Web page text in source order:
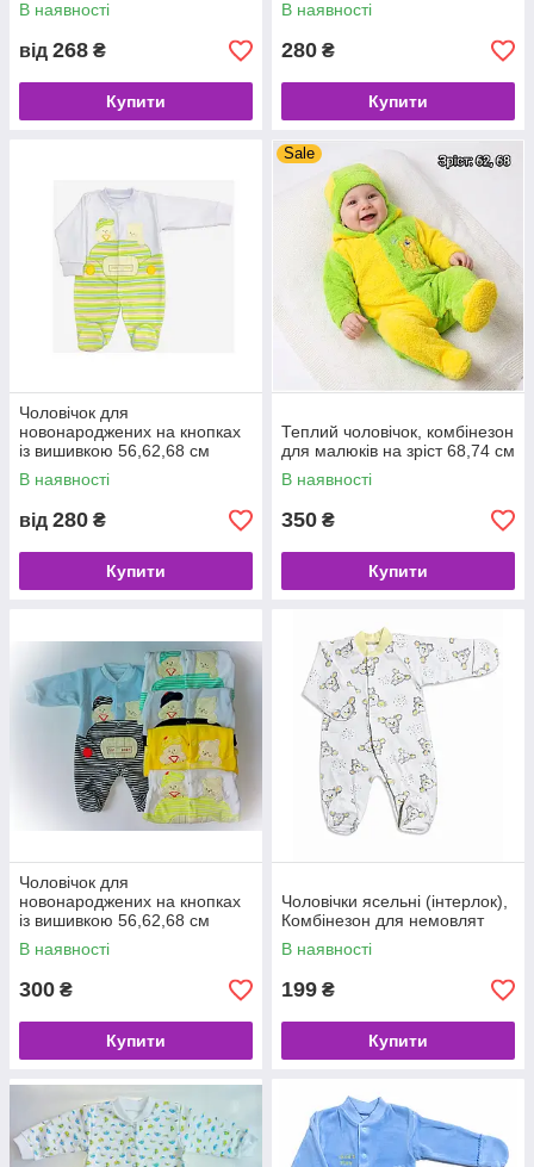
В наявності
від 268 ₴
Купити
В наявності
280 ₴
Купити
Чоловічок для
новонароджених на кнопках
із вишивкою 56,62,68 см
В наявності
від 280 ₴
Купити
Sale
Теплий чоловічок, комбінезон
для малюків на зріст 68,74 см
В наявності
350 ₴
Купити
Чоловічок для
новонароджених на кнопках
із вишивкою 56,62,68 см
В наявності
300 ₴
Купити
Чоловічки ясельні (інтерлок),
Комбінезон для немовлят
В наявності
199 ₴
Купити